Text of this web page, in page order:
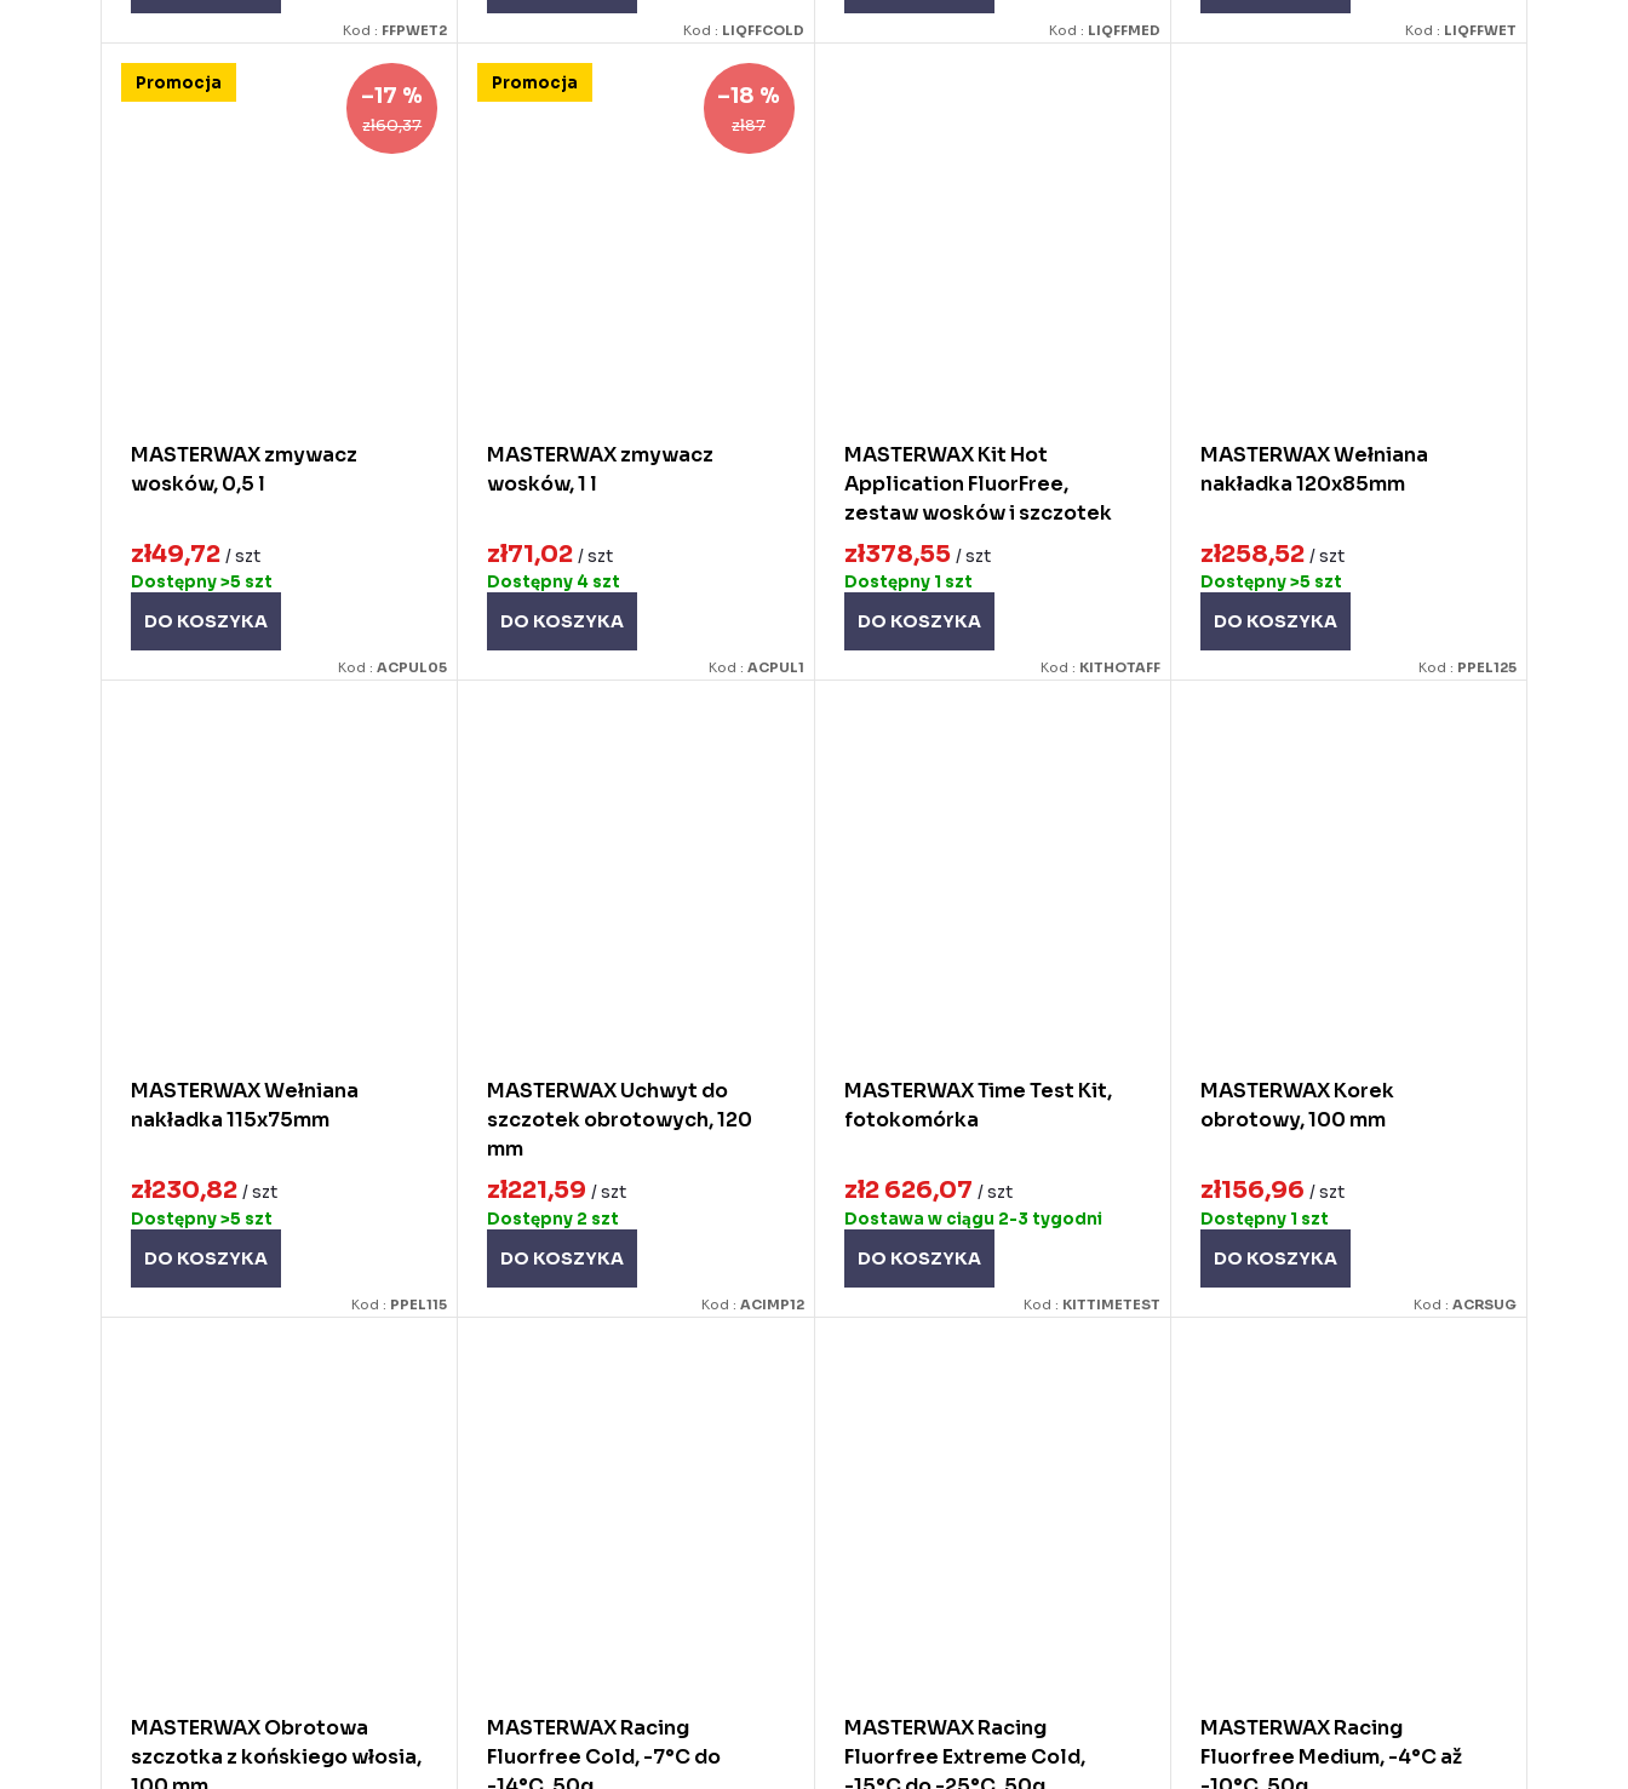
Kod : FFPWET2 Kod : LIQFFCOLD Kod : LIQFFMED Kod : LIQFFWET
Promocja
zł60,37
–17 %
MASTERWAX zmywacz
wosków, 0,5 l
zł49,72 / szt
Dostępny>5 szt
DO KOSZYKA
Kod :ACPUL05
Promocja
zł87
–18 %
MASTERWAX zmywacz
wosków, 1 l
zł71,02/ szt
Dostępny 4 szt
DO KOSZYKA
Kod : ACPUL1
MASTERWAX Kit Hot
Application FluorFree,
zestaw wosków i szczotek
zł378,55 / szt
Dostępny 1 szt
DO KOSZYKA
Kod : KITHOTAFF
MASTERWAX Wełniana
nakładka 120x85mm
zł258,52 / szt
Dostępny>5 szt
DO KOSZYKA
Kod : PPEL125
MASTERWAX Wełniana
nakładka 115x75mm
zł230,82 / szt
Dostępny>5 szt
DO KOSZYKA
Kod : PPEL115
MASTERWAX Uchwyt do
szczotek obrotowych, 120
mm
zł221,59/ szt
Dostępny 2 szt
DO KOSZYKA
Kod : ACIMP12
MASTERWAX Time Test Kit,
fotokomórka
zł2 626,07 / szt
Dostawa w ciągu 2-3 tygodni
DO KOSZYKA
Kod : KITTIMETEST
MASTERWAX Korek
obrotowy, 100 mm
zł156,96 / szt
Dostępny 1 szt
DO KOSZYKA
Kod : ACRSUG
MASTERWAX Obrotowa
szczotka z końskiego włosia,
MASTERWAX Racing
Fluorfree Cold, -7°C do
MASTERWAX Racing
Fluorfree Extreme Cold,
MASTERWAX Racing
Fluorfree Medium, -4°C až